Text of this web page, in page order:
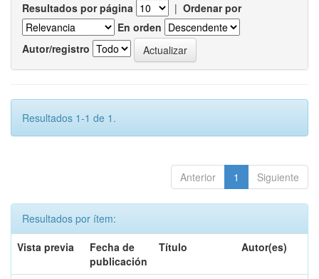
Resultados por página | Ordenar por
En orden
Autor/registro
Resultados 1-1 de 1.
Anterior 1 Siguiente
Resultados por ítem:
Vista previa
Fecha de
publicación
Título Autor(es)